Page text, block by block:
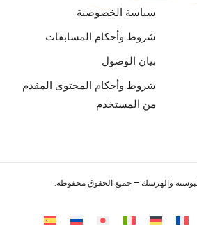
سياسة الخصوصية
شروط وأحكام المسابقات
بيان الوصول
شروط وأحكام المحتوى المقدم
من المستخدم